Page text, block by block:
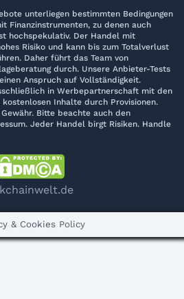
unterliegen bestimmten Bedingungen
Finanzinstrumenten, zu denen auch
hochspekulativ. Der Handel mit
Risiko und kann bis zum Totalverlust
Daher führt das Team von
durch. Unsere Anbieter-Tests
Anspruch auf Vollständigkeit.
in Werbepartnerschaft mit den
Inhalte durch Provisionen.
Bitte beachte auch den
Jeder Handel birgt Risiken. Handle
& Cookies Policy